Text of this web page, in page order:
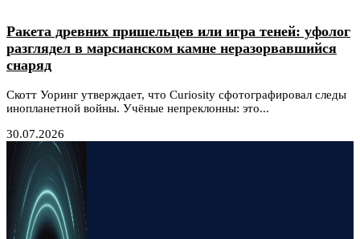
Ракета древних пришельцев или игра теней: уфолог
разглядел в марсианском камне неразорвавшийся
снаряд
Скотт Уоринг утверждает, что Curiosity сфотографировал следы
инопланетной войны. Учёные непреклонны: это...
30.07.2026